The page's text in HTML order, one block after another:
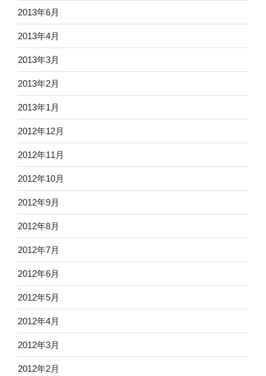
2013年6月
2013年4月
2013年3月
2013年2月
2013年1月
2012年12月
2012年11月
2012年10月
2012年9月
2012年8月
2012年7月
2012年6月
2012年5月
2012年4月
2012年3月
2012年2月